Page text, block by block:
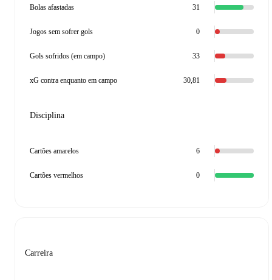
Bolas afastadas 31
Jogos sem sofrer gols 0
Gols sofridos (em campo) 33
xG contra enquanto em campo 30,81
Disciplina
Cartões amarelos 6
Cartões vermelhos 0
Carreira